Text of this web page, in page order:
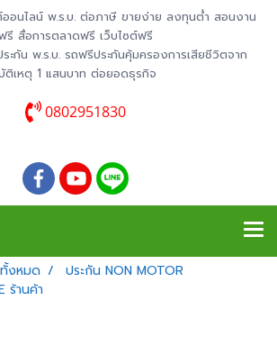
ออนไลน์ พ.ร.บ. ต่อภาษี ขายง่าย ลงทุนต่ำ สอนงาน
รี สื่อการตลาดฟรี เว็บไซต์ฟรี
ะกัน พ.ร.บ. รถฟรีประกันคุ้มครองการเสียชีวิตจาก
ติเหตุ 1 แสนบาท ต่อยอดธุรกิจ
0802951830
งหมด
ประกัน NON MOTOR
ร้านค้า